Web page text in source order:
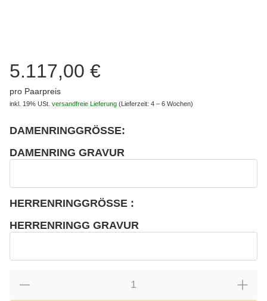
5.117,00 €
pro Paarpreis
inkl. 19% USt. versandfreie Lieferung (Lieferzeit: 4 – 6 Wochen)
DAMENRINGGRÖSSE:
DAMENRING GRAVUR
HERRENRINGGRÖSSE :
HERRENRINGG GRAVUR